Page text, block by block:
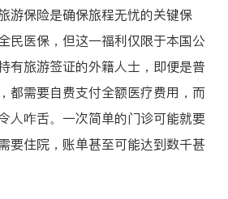
游保险是确保旅程无忧的关键保
民医保，但这一福利仅限于本国公
有旅游签证的外籍人士，即便是普
都需要自费支付全额医疗费用，而
人咋舌。一次简单的门诊可能就要
要住院，账单甚至可能达到数千甚